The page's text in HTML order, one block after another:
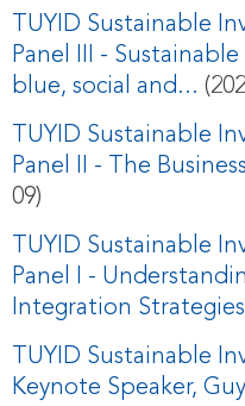
TUYID Sustainable
Panel III -
blue, social and...
TUYID Sustainable
Panel II - The
09)
TUYID Sustainable
Panel I -
Integration Strategies
TUYID Sustainable
Keynote Speaker,